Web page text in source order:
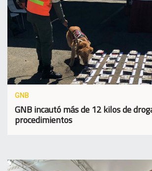
GNB
GNB incautó más de 12 kilos de
procedimientos